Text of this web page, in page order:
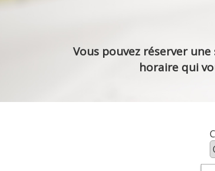
Vous pouvez réserver
horaire qui